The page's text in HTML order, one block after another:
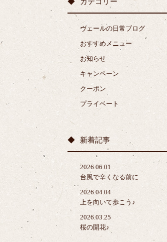
ヴェールの日常ブログ
おすすめメニュー
お知らせ
キャンペーン
クーポン
プライベート
新着記事
2026.06.01
台風で辛くなる前に
2026.04.04
上を向いて歩こう♪
2026.03.25
桜の開花♪